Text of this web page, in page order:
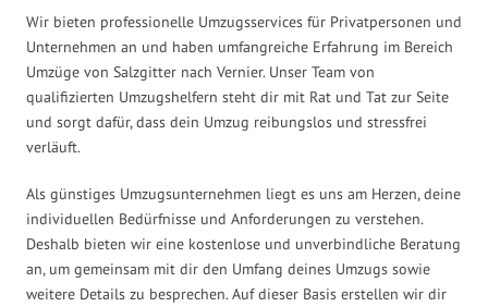
Wir bieten professionelle Umzugsservices für Privatpersonen und
Unternehmen an und haben umfangreiche Erfahrung im Bereich
Umzüge von Salzgitter nach Vernier. Unser Team von
qualifizierten Umzugshelfern steht dir mit Rat und Tat zur Seite
und sorgt dafür, dass dein Umzug reibungslos und stressfrei
verläuft.
Als günstiges Umzugsunternehmen liegt es uns am Herzen, deine
individuellen Bedürfnisse und Anforderungen zu verstehen.
Deshalb bieten wir eine kostenlose und unverbindliche Beratung
an, um gemeinsam mit dir den Umfang deines Umzugs sowie
weitere Details zu besprechen. Auf dieser Basis erstellen wir dir